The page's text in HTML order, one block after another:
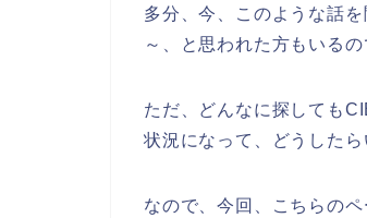
多分、今、このような話
～、と思われた方もいる
ただ、どんなに探しても
状況になって、どうした
なので、今回、こちらの